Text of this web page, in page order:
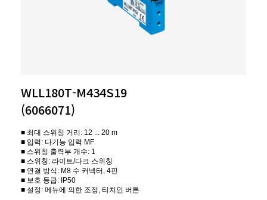
WLL180T-M434S19
(6066071)
■ 최대 스위칭 거리: 12 ... 20 m
■ 입력: 다기능 입력 MF
■ 스위칭 출력부 개수: 1
■ 스위칭: 라이트/다크 스위칭
■ 연결 방식: M8 수 커넥터, 4핀
■ 보호 등급: IP50
■ 설정: 메뉴에 의한 조정, 티치인 버튼